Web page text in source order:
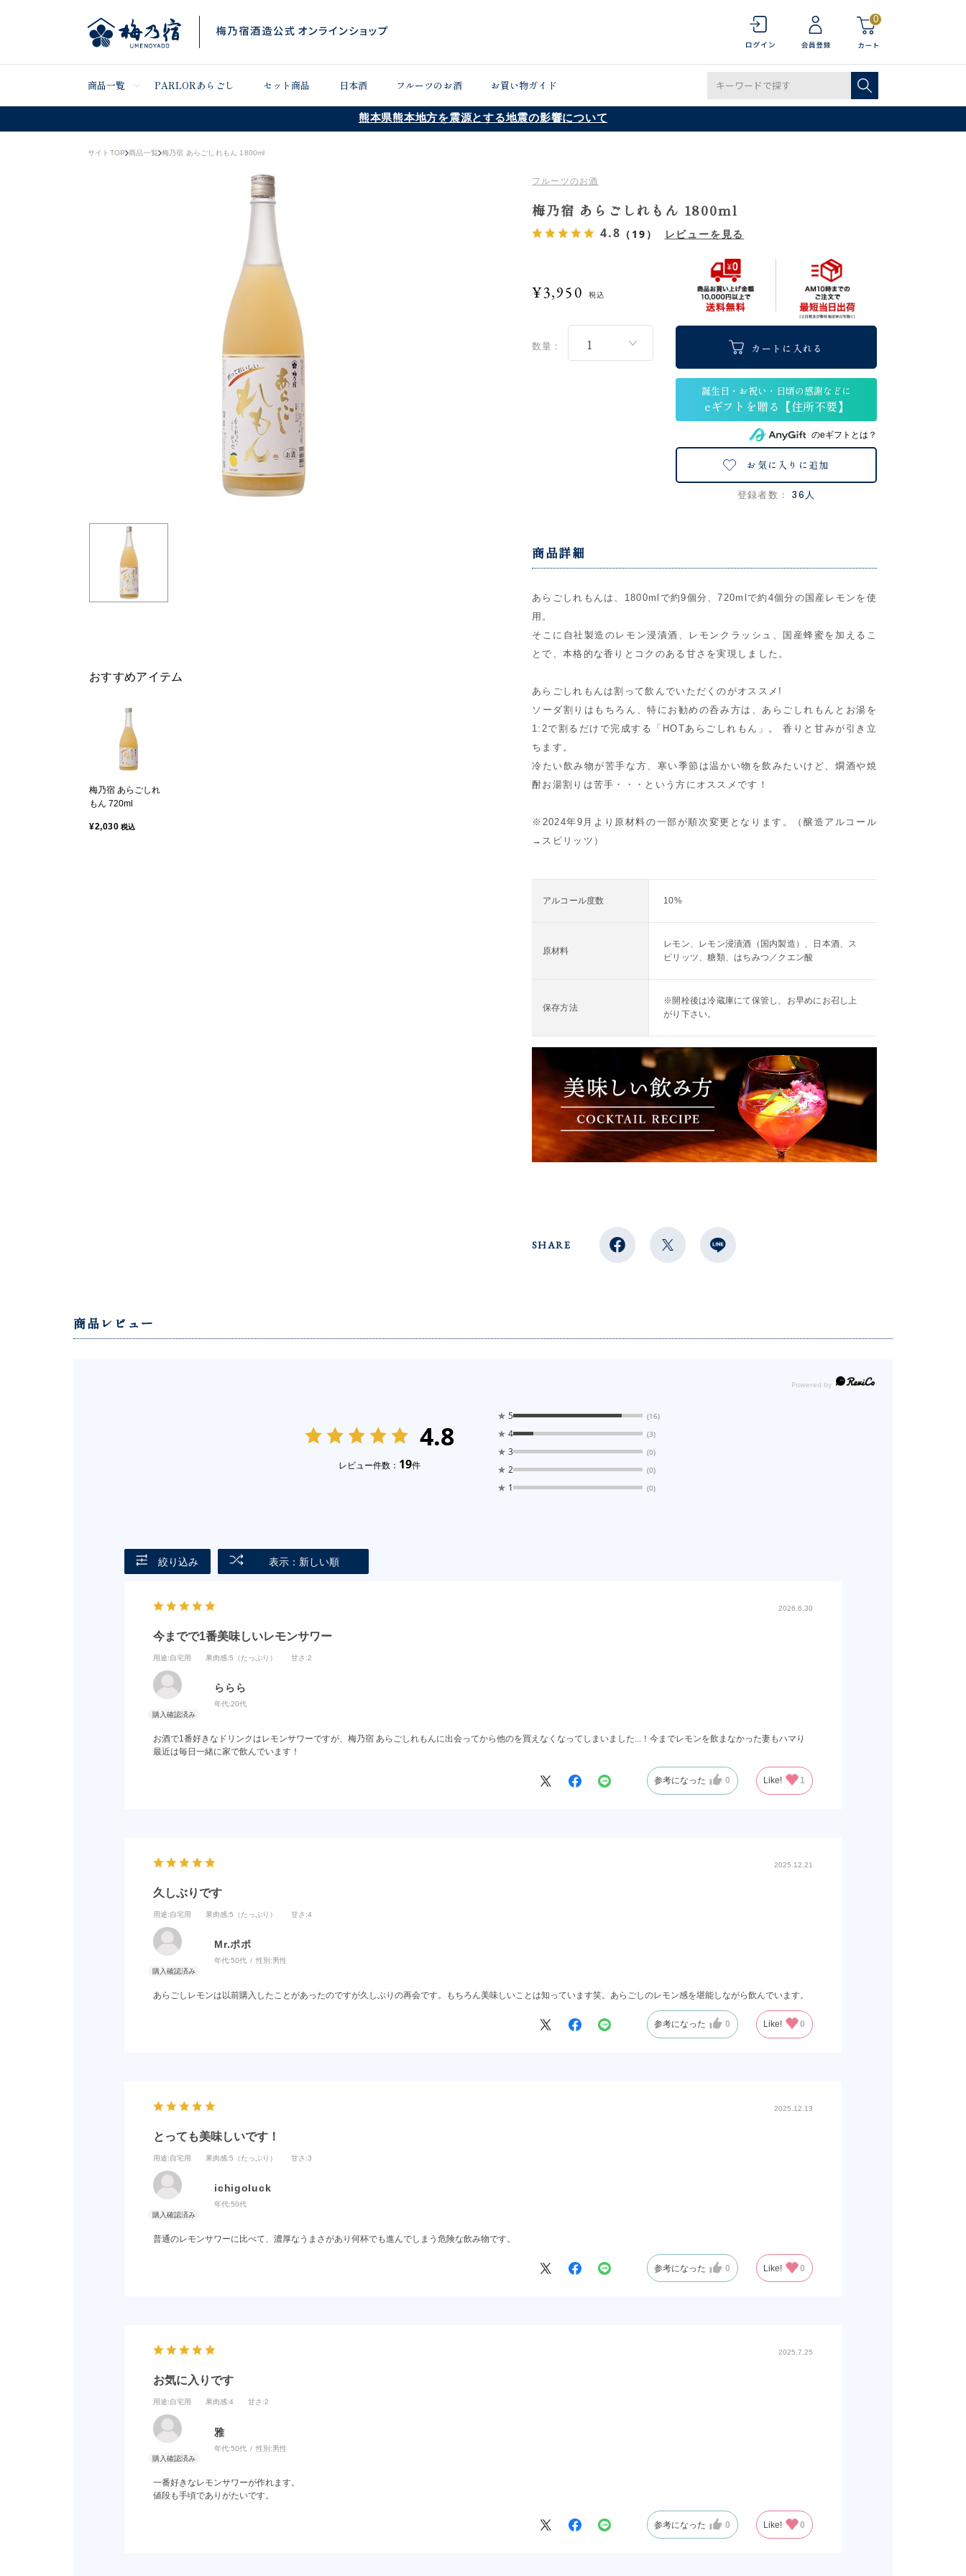
0
商品一覧 PARLORあらごし セット商品 日本酒 フルーツのお酒 お買い物ガイド
熊本県熊本地方を震源とする地震の影響について
サイトTOP 商品一覧 梅乃宿 あらごしれもん 1800ml
おすすめアイテム
梅乃宿 あらごしれ
もん 720ml
¥2,030 税込
フルーツのお酒
梅乃宿 あらごしれもん 1800ml
4.8 （19） レビューを見る
¥3,950 税込
数量： カートに入れる
のeギフトとは？
お気に入りに追加
登録者数： 36人
商品詳細
あらごしれもんは、1800mlで約9個分、720mlで約4個分の国産レモンを使
用。
そこに自社製造のレモン浸漬酒、レモンクラッシュ、国産蜂蜜を加えるこ
とで、本格的な香りとコクのある甘さを実現しました。
あらごしれもんは割って飲んでいただくのがオススメ!
ソーダ割りはもちろん、特にお勧めの呑み方は、あらごしれもんとお湯を
1:2で割るだけで完成する「HOTあらごしれもん」。 香りと甘みが引き立
ちます。
冷たい飲み物が苦手な方、寒い季節は温かい物を飲みたいけど、燗酒や焼
酎お湯割りは苦手・・・という方にオススメです！
※2024年9月より原材料の一部が順次変更となります。（醸造アルコール
→スピリッツ）
アルコール度数 10%
原材料
レモン、レモン浸漬酒（国内製造）、日本酒、ス
ピリッツ、糖類、はちみつ／クエン酸
保存方法
※開栓後は冷蔵庫にて保管し、お早めにお召し上
がり下さい。
SHARE
商品レビュー
4.8
レビュー件数： 19件
★ 5 (16)
★ 4 (3)
★ 3 (0)
★ 2 (0)
★ 1 (0)
絞り込み 表示：新しい順
2026.6.30
今までで1番美味しいレモンサワー
用途:自宅用 果肉感:5（たっぷり） 甘さ :2
ららら
年代:20代
お酒で1番好きなドリンクはレモンサワーですが、梅乃宿 あらごしれもんに出会ってから他のを買えなくなってしまいました...！今までレモンを飲まなかった妻もハマり
最近は毎日一緒に家で飲んでいます！
参考になった 0 Like! 1
2025.12.21
久しぶりです
用途:自宅用 果肉感:5（たっぷり） 甘さ :4
Mr.ポポ
年代:50代 性別:男性
あらごしレモンは以前購入したことがあったのですが久しぶりの再会です。もちろん美味しいことは知っています笑。あらごしのレモン感を堪能しながら飲んでいます。
参考になった 0 Like! 0
2025.12.13
とっても美味しいです！
用途:自宅用 果肉感:5（たっぷり） 甘さ :3
ichigoluck
年代:50代
普通のレモンサワーに比べて、濃厚なうまさがあり何杯でも進んでしまう危険な飲み物です。
参考になった 0 Like! 0
2025.7.25
お気に入りです
用途:自宅用 果肉感:4 甘さ :2
雅
年代:50代 性別:男性
一番好きなレモンサワーが作れます。
値段も手頃でありがたいです。
参考になった 0 Like! 0